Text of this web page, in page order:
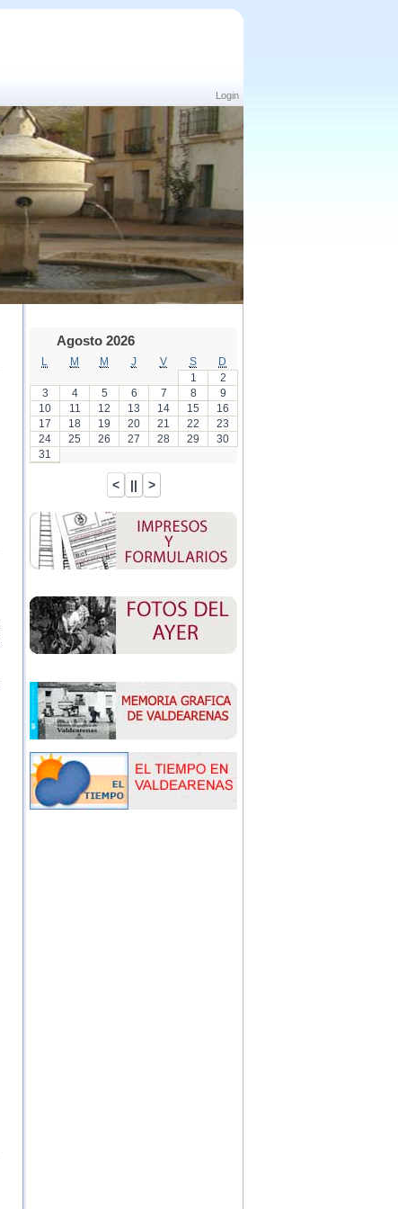
Login
Agosto 2026
M M J V S
D
1
2
3
4 5 6 7 8
9
10
11 12 13 14 15
16
17
18 19 20 21 22
23
24
25 26 27 28 29
30
31